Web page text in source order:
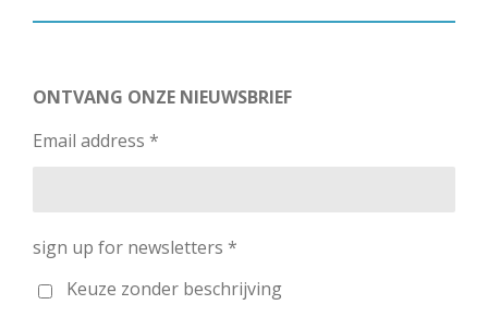
ONTVANG ONZE NIEUWSBRIEF
Email address *
sign up for newsletters *
Keuze zonder beschrijving